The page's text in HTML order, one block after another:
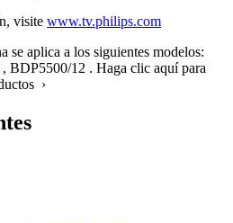
visite www.tv.philips.com
se aplica a los siguientes modelos:
, BDP5500/12 . Haga clic aquí para
›